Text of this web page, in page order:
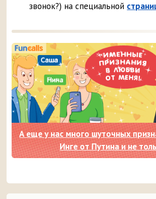
звонок?) на специальной
А еще у нас много шуточных
Инге от Путина и не